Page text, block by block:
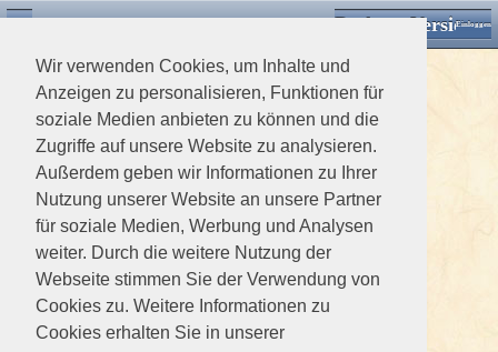
Wir verwenden Cookies, um Inhalte und
Anzeigen zu personalisieren, Funktionen für
soziale Medien anbieten zu können und die
Zugriffe auf unsere Website zu analysieren.
Außerdem geben wir Informationen zu Ihrer
Nutzung unserer Website an unsere Partner
für soziale Medien, Werbung und Analysen
weiter. Durch die weitere Nutzung der
Webseite stimmen Sie der Verwendung von
Cookies zu. Weitere Informationen zu
Cookies erhalten Sie in unserer
Desktop VersionEinloggen